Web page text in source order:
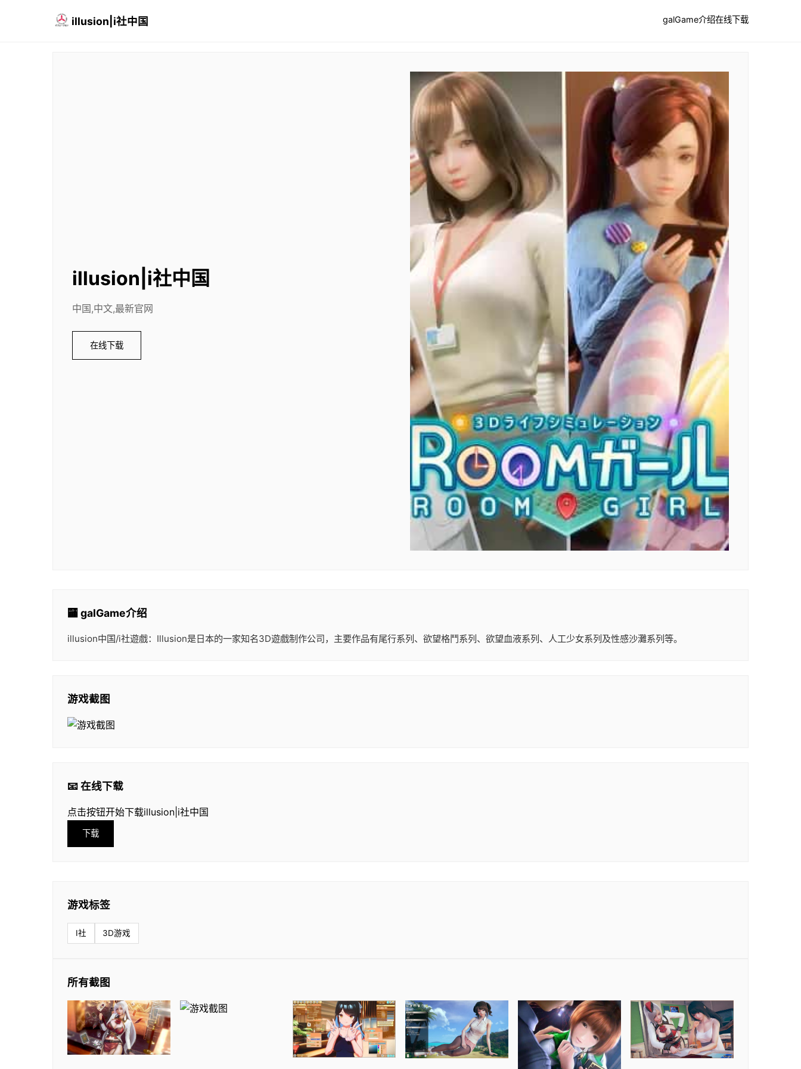
illusion|i社中国 galGame介绍在线下载
illusion|i社中国
中国,中文,最新官网
在线下载
🏧 galGame介绍
illusion中国/i社遊戲：Illusion是日本的一家知名3D遊戲制作公司，主要作品有尾行系列、欲望格鬥系列、欲望血液系列、人工少女系列及性感沙灘系列等。
游戏截图
📧 在线下载
点击按钮开始下载illusion|i社中国
下载
游戏标签
I社 3D游戏
所有截图